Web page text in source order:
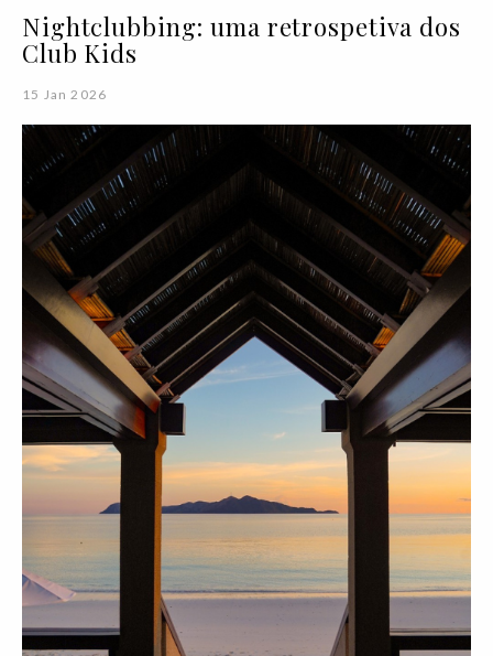
Nightclubbing: uma retrospetiva dos
Club Kids
15 Jan 2026